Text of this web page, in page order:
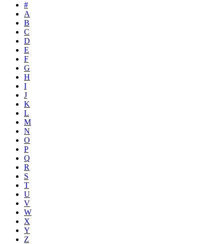
#
A
B
C
D
E
F
G
H
I
J
K
L
M
N
O
P
Q
R
S
T
U
V
W
X
Y
Z